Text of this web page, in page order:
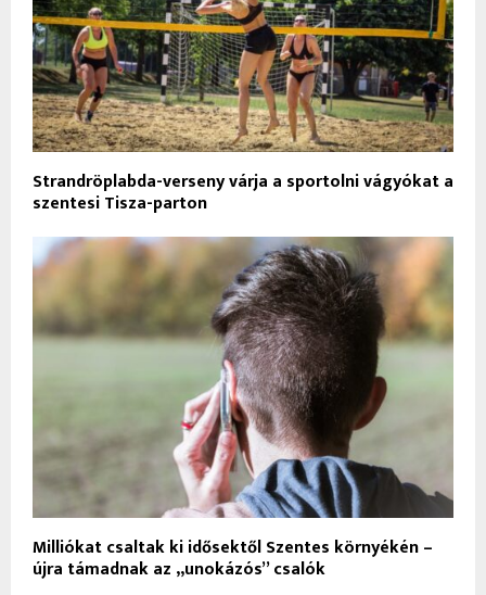
Strandröplabda-verseny várja a sportolni vágyókat a
szentesi Tisza-parton
Milliókat csaltak ki idősektől Szentes környékén –
újra támadnak az „unokázós” csalók